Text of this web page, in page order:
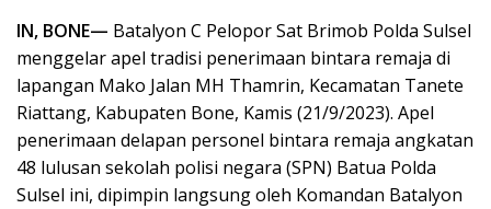
IN, BONE— Batalyon C Pelopor Sat Brimob Polda Sulsel
menggelar apel tradisi penerimaan bintara remaja di
lapangan Mako Jalan MH Thamrin, Kecamatan Tanete
Riattang, Kabupaten Bone, Kamis (21/9/2023). Apel
penerimaan delapan personel bintara remaja angkatan
48 lulusan sekolah polisi negara (SPN) Batua Polda
Sulsel ini, dipimpin langsung oleh Komandan Batalyon